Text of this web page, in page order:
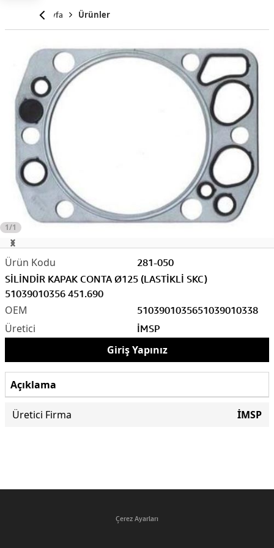
Anasayfa Ürünler
1/1
281-050
5103901035651039010338
SİLİNDİR KAPAK CONTA Ø125 (LASTİKLİ SKC)
51039010356 451.690
İMSP
Giriş Yapınız
Açıklama
Üretici Firma İMSP
Çerez Ayarları